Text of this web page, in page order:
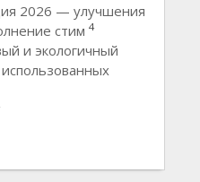
2026 — улучшения
стим 4
и экологичный